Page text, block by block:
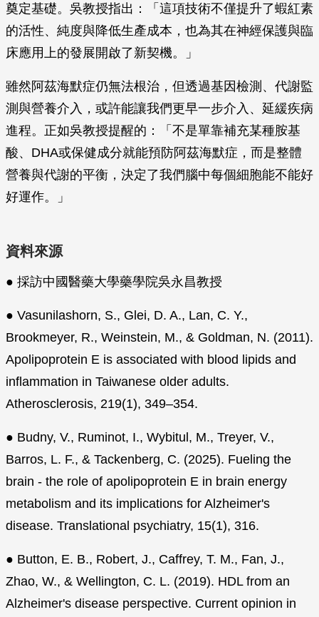
奠定基礎。吳教授指出：「這項技術不僅提升了蝦紅素
的活性、純度與降低生產成本，也為其在神經保護與臨
床應用上的發展開啟了新契機。」
雖然阿茲海默症仍無法根治，但透過基因檢測、代謝監
測與營養介入，或許能讓我們更早一步介入、延緩疾病
進程。正如吳教授提醒的：「不是單靠補充某種胺基
酸、DHA或保健成分就能預防阿茲海默症，而是整體
營養與代謝的平衡，決定了我們腦中每個細胞能不能好
好運作。」
資料來源
● 採訪中國醫藥大學藥學院吳永昌教授
● Vasunilashorn, S., Glei, D. A., Lan, C. Y.,
Brookmeyer, R., Weinstein, M., & Goldman, N. (2011).
Apolipoprotein E is associated with blood lipids and
inflammation in Taiwanese older adults.
Atherosclerosis, 219(1), 349–354.
● Budny, V., Ruminot, I., Wybitul, M., Treyer, V.,
Barros, L. F., & Tackenberg, C. (2025). Fueling the
brain - the role of apolipoprotein E in brain energy
metabolism and its implications for Alzheimer's
disease. Translational psychiatry, 15(1), 316.
● Button, E. B., Robert, J., Caffrey, T. M., Fan, J.,
Zhao, W., & Wellington, C. L. (2019). HDL from an
Alzheimer's disease perspective. Current opinion in